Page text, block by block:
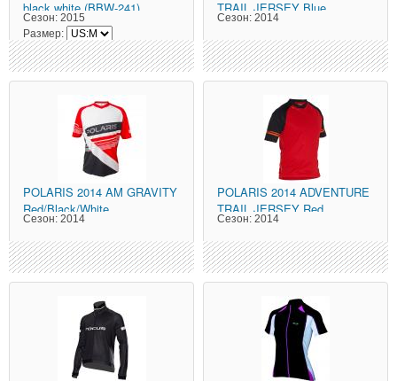
black white (BBW-241)
Сезон: 2015
Размер:
TRAIL JERSEY Blue
Сезон: 2014
POLARIS 2014 AM GRAVITY
Red/Black/White
Сезон: 2014
POLARIS 2014 ADVENTURE
TRAIL JERSEY Red
Сезон: 2014